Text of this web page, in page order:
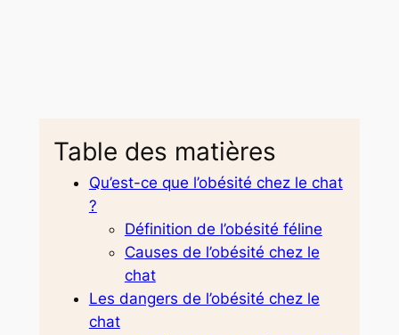
Table des matières
Qu’est-ce que l’obésité chez le chat
?
Définition de l’obésité féline
Causes de l’obésité chez le
chat
Les dangers de l’obésité chez le
chat